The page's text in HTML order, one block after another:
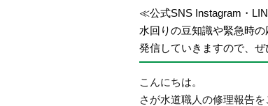
≪公式SNS Instagram・
水回りの豆知識や緊急時
発信していきますので、ぜ
こんにちは。
さが水道職人の修理報告